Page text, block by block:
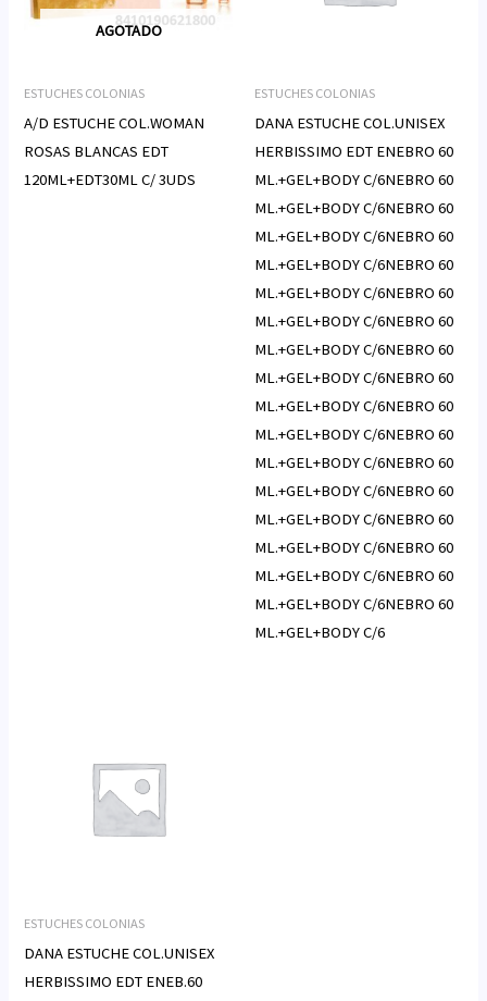
AGOTADO
ESTUCHES COLONIAS
A/D ESTUCHE COL.WOMAN
ROSAS BLANCAS EDT
120ML+EDT30ML C/ 3UDS
ESTUCHES COLONIAS
DANA ESTUCHE COL.UNISEX
HERBISSIMO EDT ENEBRO 60
ML.+GEL+BODY C/6NEBRO 60
ML.+GEL+BODY C/6NEBRO 60
ML.+GEL+BODY C/6NEBRO 60
ML.+GEL+BODY C/6NEBRO 60
ML.+GEL+BODY C/6NEBRO 60
ML.+GEL+BODY C/6NEBRO 60
ML.+GEL+BODY C/6NEBRO 60
ML.+GEL+BODY C/6NEBRO 60
ML.+GEL+BODY C/6NEBRO 60
ML.+GEL+BODY C/6NEBRO 60
ML.+GEL+BODY C/6NEBRO 60
ML.+GEL+BODY C/6NEBRO 60
ML.+GEL+BODY C/6NEBRO 60
ML.+GEL+BODY C/6NEBRO 60
ML.+GEL+BODY C/6NEBRO 60
ML.+GEL+BODY C/6NEBRO 60
ML.+GEL+BODY C/6
ESTUCHES COLONIAS
DANA ESTUCHE COL.UNISEX
HERBISSIMO EDT ENEB.60